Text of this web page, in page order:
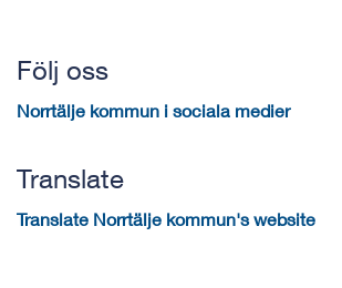
Följ oss
Norrtälje kommun i sociala medier
Translate
Translate Norrtälje kommun's website